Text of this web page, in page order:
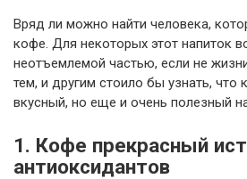
Вряд ли можно найти человека,
кофе. Для некоторых этот напиток
неотъемлемой частью, если не
тем, и другим стоило бы узнать, что
вкусный, но еще и очень полезный
1. Кофе прекрасный
антиоксидантов